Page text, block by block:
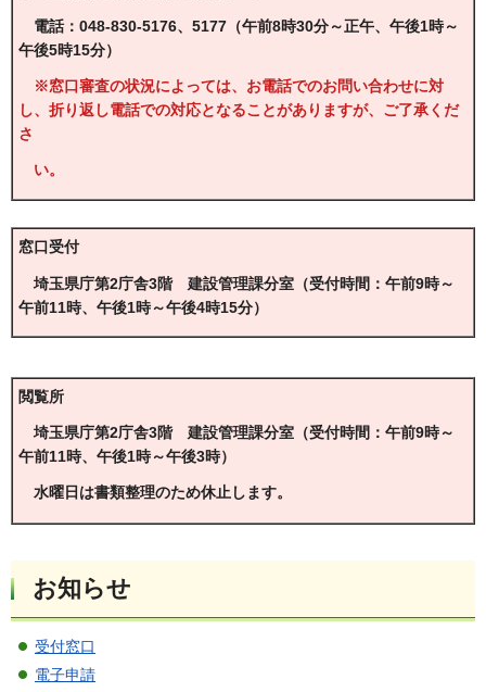
電話：048-830-5176、5177 （午前8時30分～正午、午後1時～
午後5時15分）
※窓口審査の状況によっては、お電話でのお問い合わせに対
し、折り返し電話での対応となることがありますが、ご了承くだ
さ
い。
窓口受付
埼玉県庁第2庁舎3階 建設管理課分室（受付時間：午前9時～
午前11時、午後1時～午後4時15分）
閲覧所
埼玉県庁第2庁舎3階 建設管理課分室（受付時間：午前9時～
午前11時、午後1時～午後3時）
水曜日は書類整理のため休止します。
お知らせ
受付窓口
電子申請